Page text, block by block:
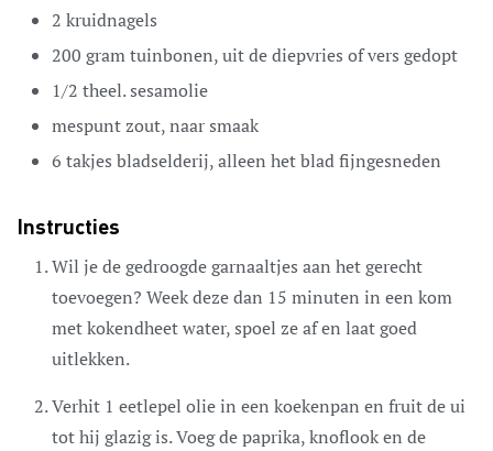
2 kruidnagels
200 gramtuinbonen,uit de diepvries of vers gedopt
1/2 theel.sesamolie
mespunt zout,naar smaak
6 takjes bladselderij,alleen het blad fijngesneden
Instructies
Wil je de gedroogde garnaaltjes aan het gerecht
toevoegen? Week deze dan 15 minuten in een kom
met kokendheet water, spoel ze af en laat goed
uitlekken.
Verhit 1 eetlepel olie in een koekenpan en fruit de ui
tot hij glazig is. Voeg de paprika, knoflook en de